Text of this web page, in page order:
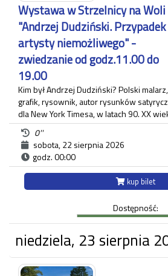
Wystawa w Strzelnicy na Woli
"Andrzej Dudziński. Przypadek
artysty niemożliwego" -
zwiedzanie od godz.11.00 do
19.00
Kim był Andrzej Dudziński? Polski malarz,
grafik, rysownik, autor rysunków
dla New York Timesa, w latach 90. XX
związany z krakowskim "Tygodnikiem
Powszechnym", gdzie zamieszczał
komentarz polityczny. Na wystawie pt.:
"Andrzej Dudziński. Przypadek artysty
niemożliwego" zaprezentowane zostały
różnorodne prace artysty.
na Woli przy ul. Królowej Jadwigi 220 oraz
Willi Decjusza (parter), gdzie
zostały projekty graficzne, plakaty,
ilustracja prasowa autora.
Każdy uczestnik zwiedzania jest
0''
sobota, 22 sierpnia 2026
godz. 00:00
kup bilet
Dostępność:
niedziela, 23 sierpnia